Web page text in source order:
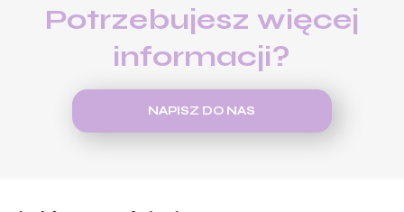
Potrzebujesz więcej
informacji?
NAPISZ DO NAS